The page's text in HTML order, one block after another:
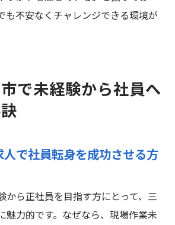
も不安なくチャレンジできる環境が
で未経験から社員へ
で社員転身を成功させる方
から正社員を目指す方にとって、三
魅力的です。なぜなら、現場作業未